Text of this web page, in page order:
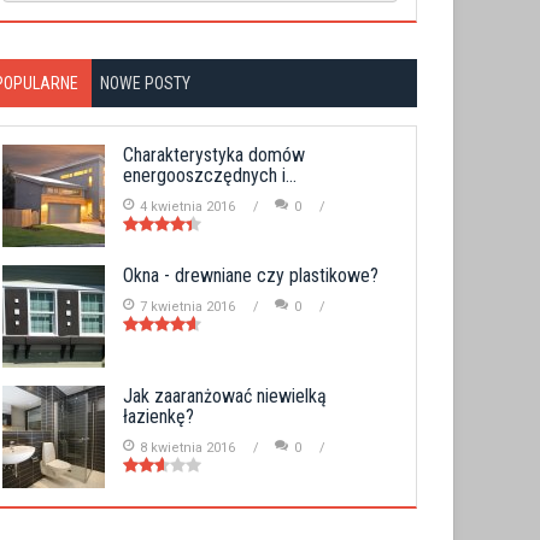
NOWE POSTY
Charakterystyka domów
energooszczędnych i...
4 kwietnia 2016 0
Okna - drewniane czy plastikowe?
7 kwietnia 2016 0
Jak zaaranżować niewielką
łazienkę?
8 kwietnia 2016 0